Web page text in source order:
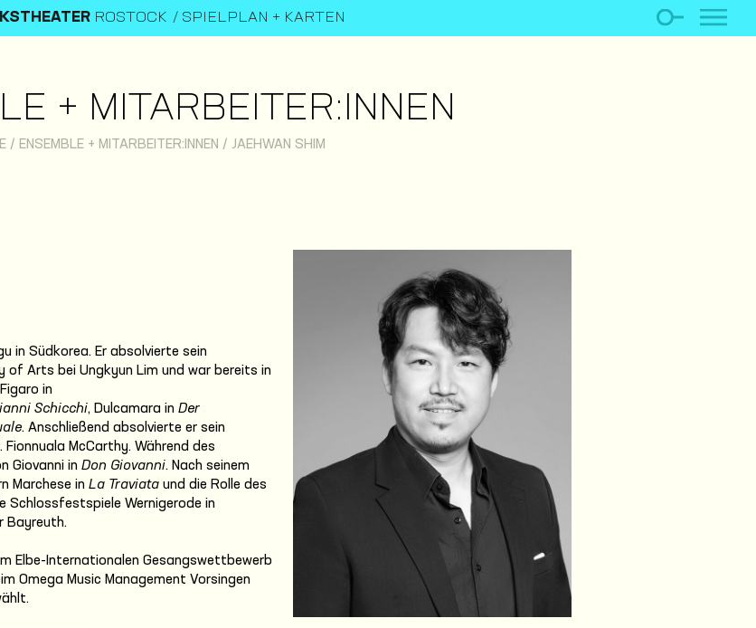
ROSTOCK SPIELPLAN + KARTEN
+ MITARBEITER:INNEN
/ ENSEMBLE + MITARBEITER:INNEN / JAEHWAN SHIM
in Südkorea. Er absolvierte sein
of Arts bei Ungkyun Lim und war bereits in
in
Schicchi, Dulcamara in Der
. Anschließend absolvierte er sein
McCarthy. Während des
Giovanni in Don Giovanni. Nach seinem
Marchese in La Traviata und die Rolle des
Schlossfestspiele Wernigerode in
Bayreuth.
Elbe-Internationalen Gesangswettbewerb
Omega Music Management Vorsingen